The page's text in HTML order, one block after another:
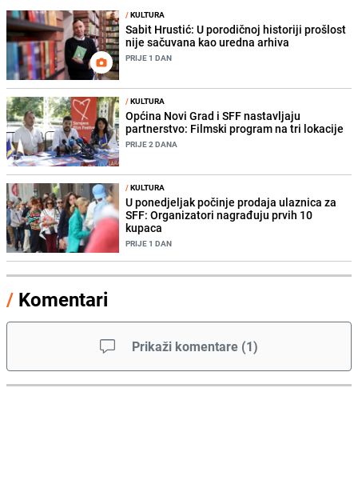
/KULTURA
Sabit Hrustić: U porodičnoj historiji prošlost
nije sačuvana kao uredna arhiva
PRIJE 1 DAN
/KULTURA
Općina Novi Grad i SFF nastavljaju
partnerstvo: Filmski program na tri lokacije
PRIJE 2 DANA
/KULTURA
U ponedjeljak počinje prodaja ulaznica za
SFF: Organizatori nagrađuju prvih 10
kupaca
PRIJE 1 DAN
/ Komentari
Prikaži komentare (1)